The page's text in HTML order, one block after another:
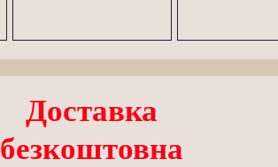
Доставка
безкоштовна